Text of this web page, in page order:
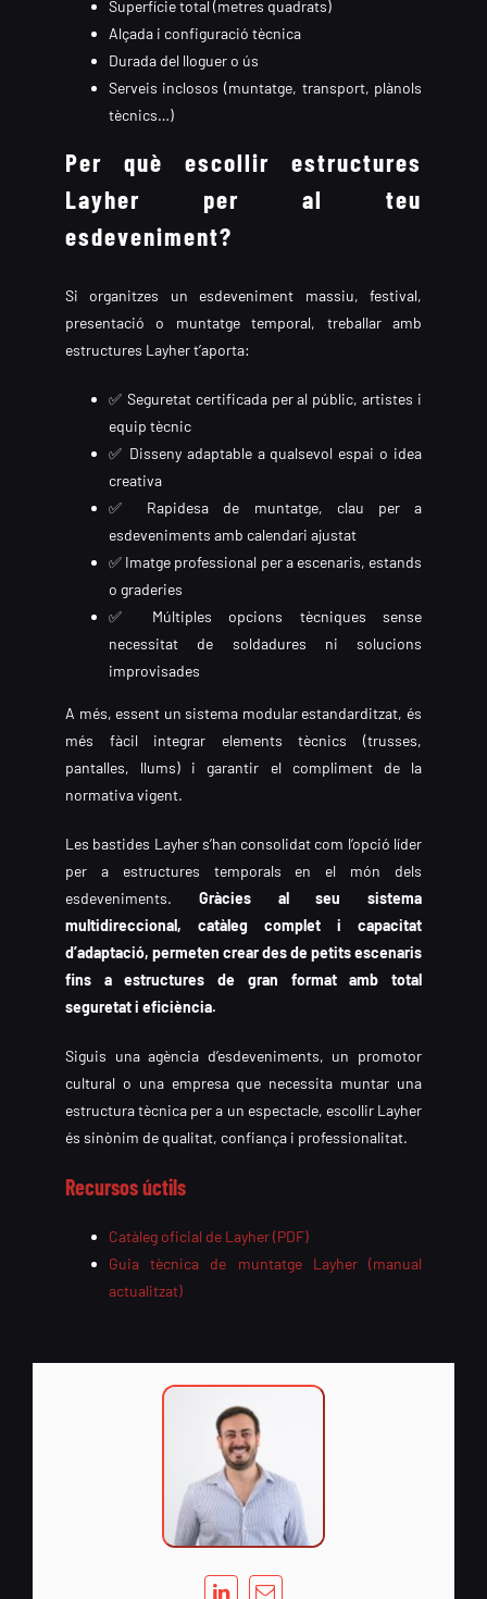
Superfície total (metres quadrats)
Alçada i configuració tècnica
Durada del lloguer o ús
Serveis inclosos (muntatge, transport, plànols
tècnics…)
Per què escollir estructures
Layher per al teu
esdeveniment?
Si organitzes un esdeveniment massiu, festival,
presentació o muntatge temporal, treballar amb
estructures Layher t’aporta:
✅ Seguretat certificada per al públic, artistes i
equip tècnic
✅ Disseny adaptable a qualsevol espai o idea
creativa
✅ Rapidesa de muntatge, clau per a
esdeveniments amb calendari ajustat
✅ Imatge professional per a escenaris, estands
o graderies
✅ Múltiples opcions tècniques sense
necessitat de soldadures ni solucions
improvisades
A més, essent un sistema modular estandarditzat, és
més fàcil integrar elements tècnics (trusses,
pantalles, llums) i garantir el compliment de la
normativa vigent.
Les bastides Layher s’han consolidat com l’opció líder
per a estructures temporals en el món dels
esdeveniments. Gràcies al seu sistema
multidireccional, catàleg complet i capacitat
d’adaptació, permeten crear des de petits escenaris
fins a estructures de gran format amb total
seguretat i eficiència.
Siguis una agència d’esdeveniments, un promotor
cultural o una empresa que necessita muntar una
estructura tècnica per a un espectacle, escollir Layher
és sinònim de qualitat, confiança i professionalitat.
Recursos úctils
Catàleg oficial de Layher (PDF)
Guia tècnica de muntatge Layher (manual
actualitzat)